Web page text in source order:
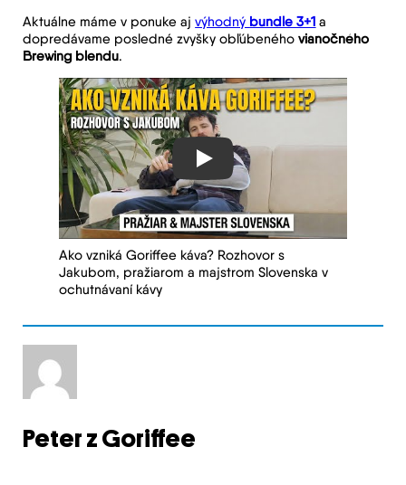
Aktuálne máme v ponuke ajvýhodný bundle 3+1 a
dopredávame posledné zvyšky obľúbenéhovianočného
Brewing blendu.
Play
Ako vzniká Goriffee káva? Rozhovor s
Jakubom, pražiarom a majstrom Slovenska v
ochutnávaní kávy
Peter z Goriffee